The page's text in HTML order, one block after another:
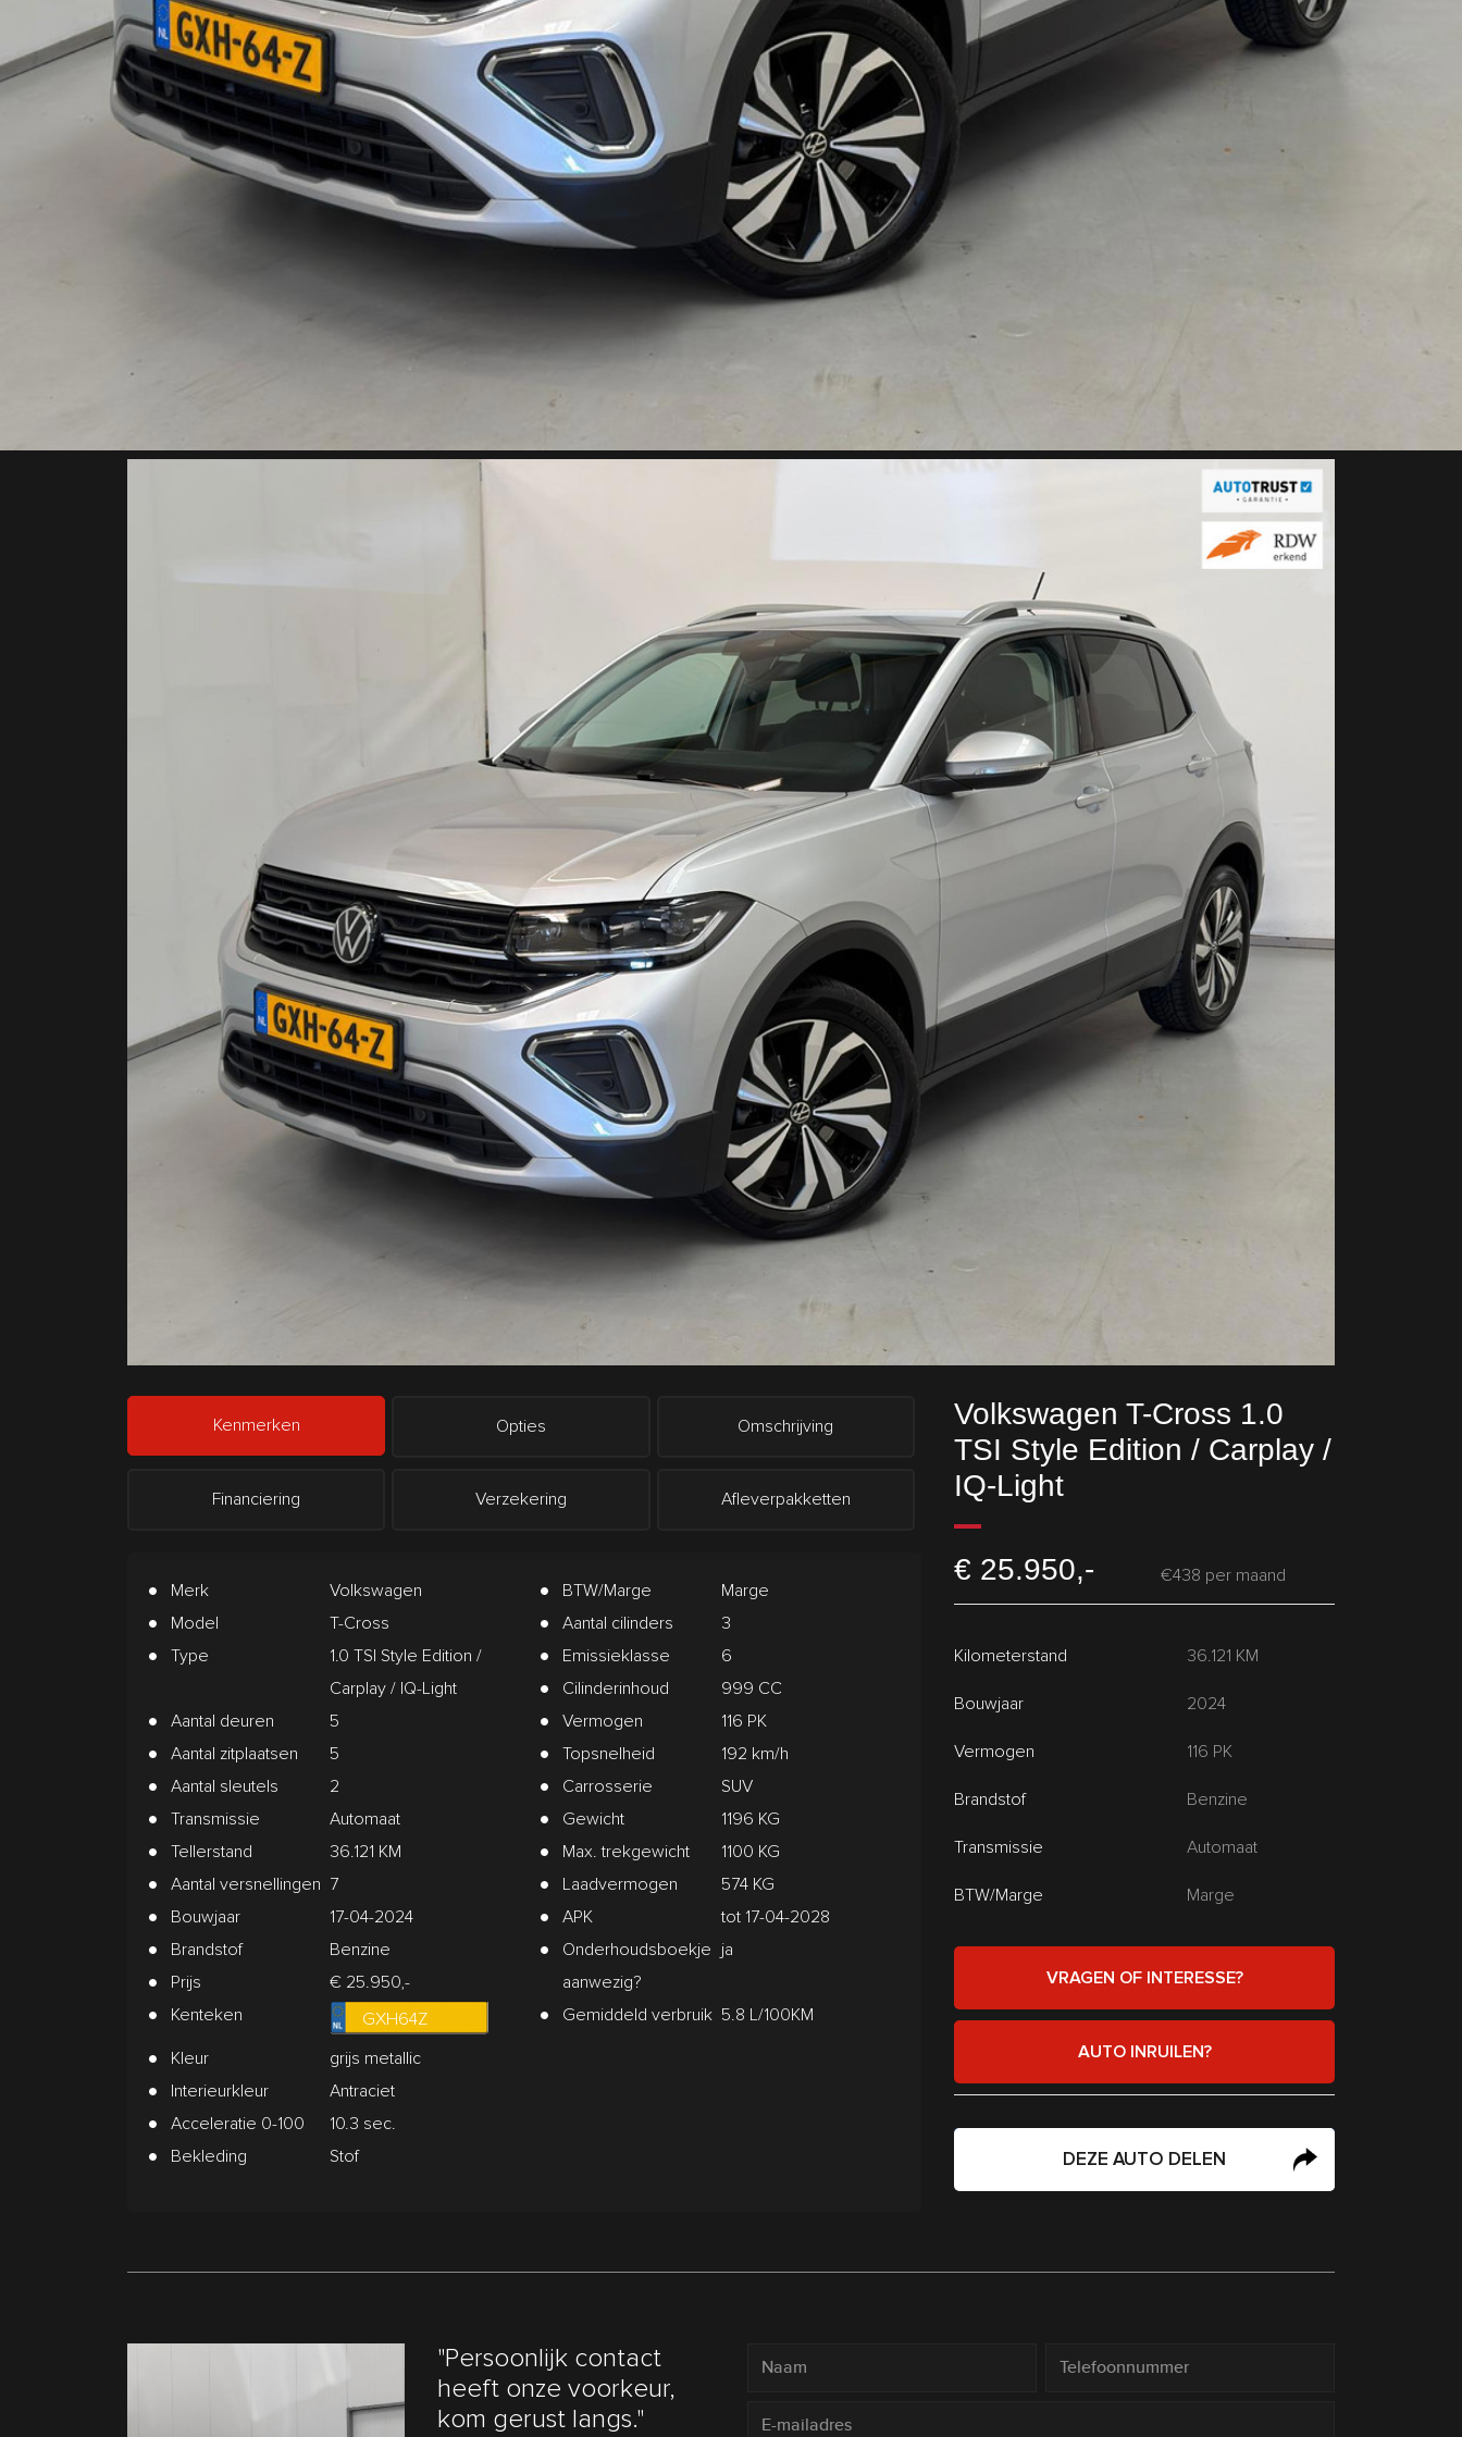
Volkswagen T-Cross 1.0
TSI Style Edition / Carplay /
IQ-Light
€ 25.950,- €438 per maand
Kilometerstand 36.121 KM
Bouwjaar 2024
Vermogen 116 PK
Brandstof Benzine
Transmissie Automaat
BTW/Marge Marge
VRAGEN OF INTERESSE?
AUTO INRUILEN?
DEZE AUTO DELEN
Kenmerken Opties Omschrijving
Financiering Verzekering Afleverpakketten
Merk
Volkswagen
Model
T-Cross
Type
1.0 TSI Style Edition /
Carplay / IQ-Light
Aantal deuren
5
Aantal zitplaatsen
5
Aantal sleutels
2
Transmissie
Automaat
Tellerstand
36.121 KM
Aantal versnellingen 7
Bouwjaar
17-04-2024
Brandstof
Benzine
Prijs
€ 25.950,-
Kenteken
GXH64Z
Kleur
grijs metallic
Interieurkleur
Antraciet
Acceleratie 0-100
10.3 sec.
Bekleding
Stof
BTW/Marge
Marge
Aantal cilinders
3
Emissieklasse
6
Cilinderinhoud
999 CC
Vermogen
116 PK
Topsnelheid
192 km/h
Carrosserie
SUV
Gewicht
1196 KG
Max. trekgewicht
1100 KG
Laadvermogen
574 KG
APK
tot 17-04-2028
Onderhoudsboekje
aanwezig?
ja
Gemiddeld verbruik 5.8 L/100KM
"Persoonlijk contact
heeft onze voorkeur,
kom gerust langs."